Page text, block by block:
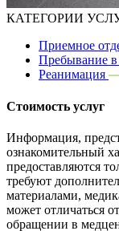
КАТЕГОРИИ
Приемное
Пребывание в
Реанимация
Стоимость услуг
Информация,
ознакомительный
предоставляются
требуют
материалами,
может отличаться
обращении в